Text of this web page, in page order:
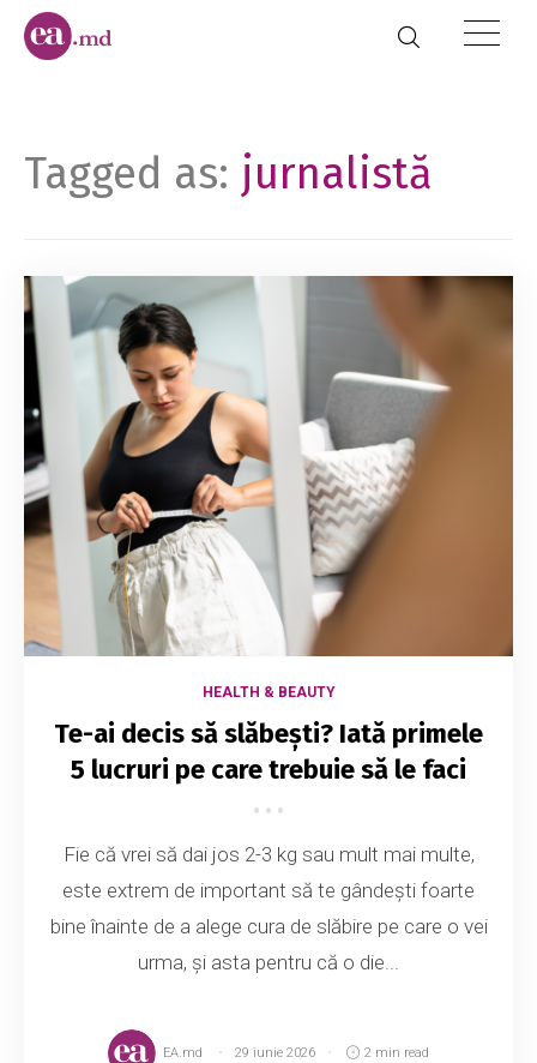
Tagged as: jurnalistă
HEALTH & BEAUTY
Te-ai decis să slăbești? Iată primele
5 lucruri pe care trebuie să le faci
Fie că vrei să dai jos 2-3 kg sau mult mai multe,
este extrem de important să te gândești foarte
bine înainte de a alege cura de slăbire pe care o vei
urma, și asta pentru că o die...
EA.md 29 iunie 2026 2 min read